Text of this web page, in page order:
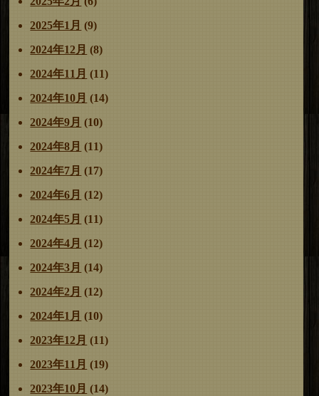
2025年1月 (9)
2024年12月 (8)
2024年11月 (11)
2024年10月 (14)
2024年9月 (10)
2024年8月 (11)
2024年7月 (17)
2024年6月 (12)
2024年5月 (11)
2024年4月 (12)
2024年3月 (14)
2024年2月 (12)
2024年1月 (10)
2023年12月 (11)
2023年11月 (19)
2023年10月 (14)